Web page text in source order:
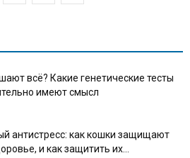
всё? Какие генетические тесты
имеют смысл
антистресс: как кошки защищают
и как защитить их...